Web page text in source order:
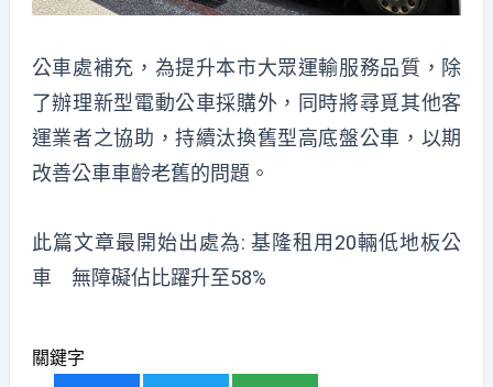
公車處補充，為提升本市大眾運輸服務品質，除
了辦理新型電動公車採購外，同時將尋覓其他客
運業者之協助，持續汰換舊型高底盤公車，以期
改善公車車齡老舊的問題。
此篇文章最開始出處為:基隆租用20輛低地板公
車 無障礙佔比躍升至58%
關鍵字